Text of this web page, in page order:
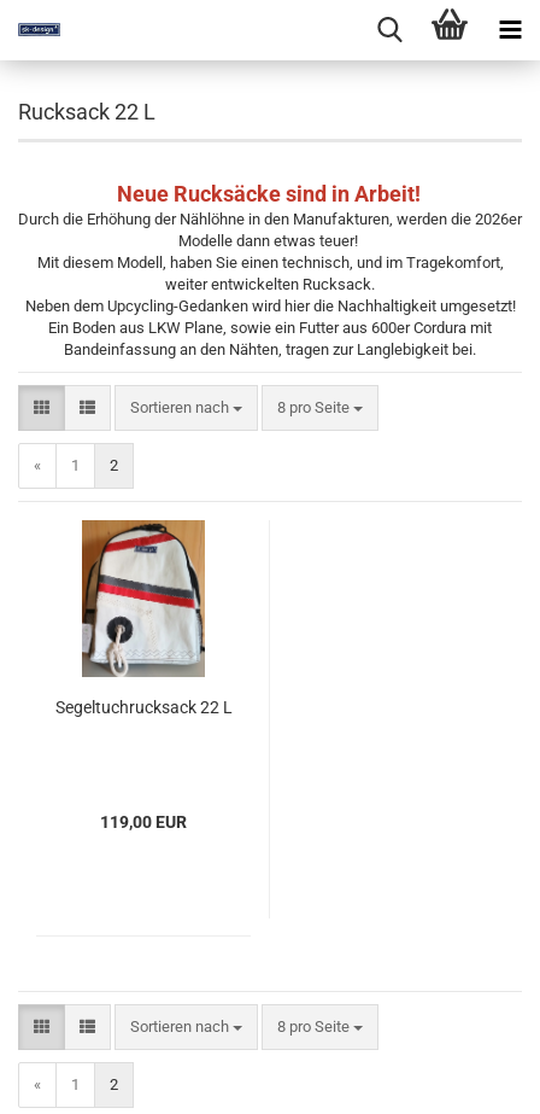
Rucksack 22 L
Neue Rucksäcke sind in Arbeit!
Durch die Erhöhung der Nählöhne in den Manufakturen, werden die 2026er
Modelle dann etwas teuer!
Mit diesem Modell, haben Sie einen technisch, und im Tragekomfort,
weiter entwickelten Rucksack.
Neben dem Upcycling-Gedanken wird hier die Nachhaltigkeit umgesetzt!
Ein Boden aus LKW Plane, sowie ein Futter aus 600er Cordura mit
Bandeinfassung an den Nähten, tragen zur Langlebigkeit bei.
Sortieren nach
Sortieren nach 8 pro Seite
pro Seite
« 1 2
Segeltuchrucksack 22 L
119,00 EUR
Sortieren nach
Sortieren nach 8 pro Seite
pro Seite
« 1 2